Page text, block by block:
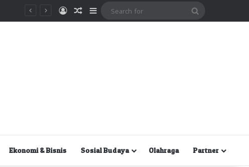
MasukRandom Article
Sidebar
Ekonomi & Bisnis Sosial Budaya Olahraga Partner